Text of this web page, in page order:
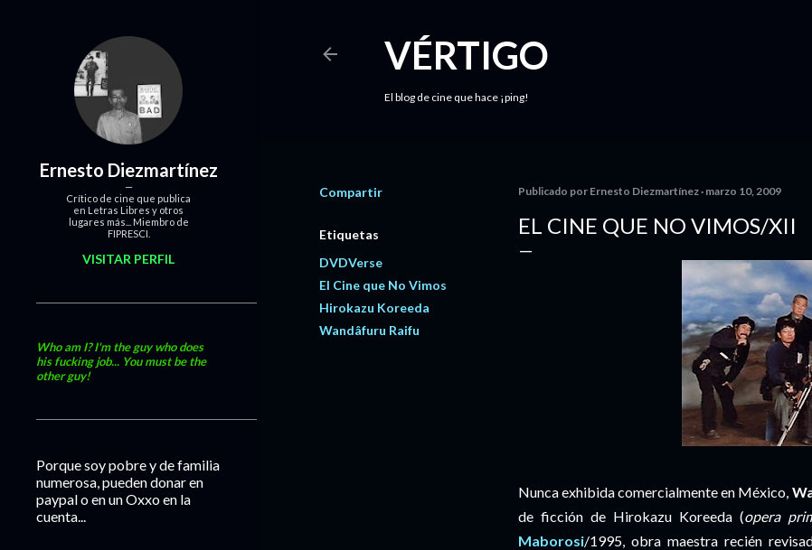
VÉRTIGO
El blog de cine que hace ¡ping!
Compartir
Etiquetas
DVDVerse
El Cine que No Vimos
Hirokazu Koreeda
Wandâfuru Raifu
Publicado por Ernesto Diezmartínez marzo 10, 2009
EL CINE QUE NO VIMOS/XII
Nunca exhibida comercialmente en México,
de ficción de Hirokazu Koreeda (opera
Maborosi/1995, obra maestra recién
Ernesto Diezmartínez
Crítico de cine que publica
en Letras Libres y otros
lugares más... Miembro de
FIPRESCI.
VISITAR PERFIL
Who am I? I'm the guy who does
his fucking job... You must be the
other guy!
Porque soy pobre y de familia
numerosa, pueden donar en
paypal o en un Oxxo en la
cuenta...